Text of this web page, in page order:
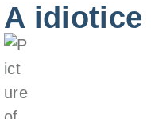
A idiotice